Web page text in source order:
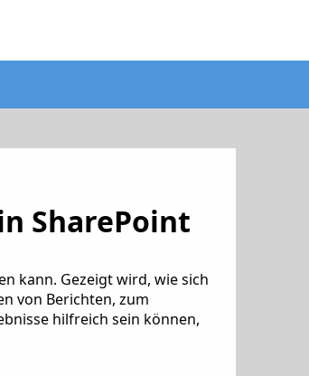
SharePoint
kann. Gezeigt wird, wie sich
von Berichten, zum
hilfreich sein können,